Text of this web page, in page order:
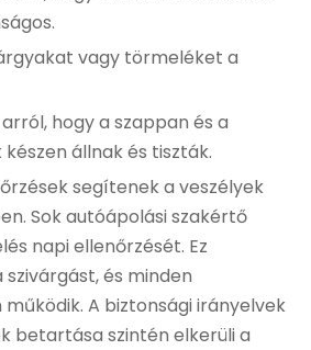
vagy törmeléket a
hogy a szappan és a
állnak és tiszták.
segítenek a veszélyek
Sok autóápolási szakértő
napi ellenőrzését. Ez
és minden
A biztonsági irányelvek
betartása szintén elkerüli a